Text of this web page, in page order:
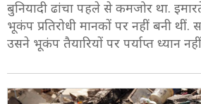
बुनियादी ढांचा पहले से कमजोर था.
भूकंप प्रतिरोधी मानकों पर नहीं बनी
उसने भूकंप तैयारियों पर पर्याप्त ध्यान